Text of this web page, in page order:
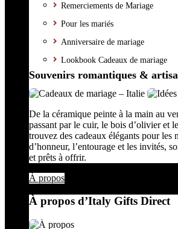
Remerciements de Mariage
Pour les mariés
Anniversaire de mariage
Lookbook Cadeaux de mariage
Souvenirs romantiques &
De la céramique peinte à la main au
passant par le cuir, le bois d’olivier et
trouvez des cadeaux élégants pour les
d’honneur, l’entourage et les invités,
et prêts à offrir.
À propos
À propos d’Italy Gifts Direct